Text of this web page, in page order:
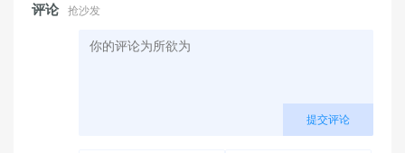
评论 抢沙发
提交评论